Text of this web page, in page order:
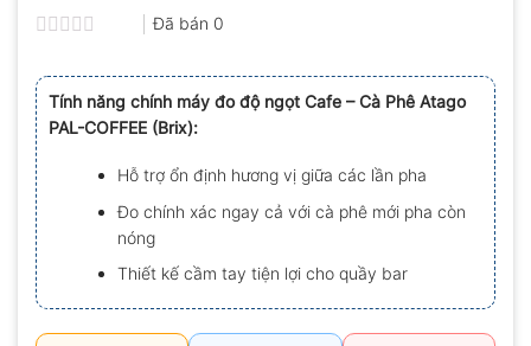
xếp
hạng
0.0
5
sao
Đã bán 0
Tính năng chính máy đo độ ngọt Cafe – Cà Phê Atago
PAL-COFFEE (Brix):
Hỗ trợ ổn định hương vị giữa các lần pha
Đo chính xác ngay cả với cà phê mới pha còn
nóng
Thiết kế cầm tay tiện lợi cho quầy bar